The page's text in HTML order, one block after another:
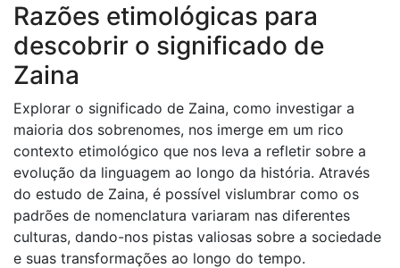
Razões etimológicas para
descobrir o significado de
Zaina
Explorar o significado de Zaina, como investigar a
maioria dos sobrenomes, nos imerge em um rico
contexto etimológico que nos leva a refletir sobre a
evolução da linguagem ao longo da história. Através
do estudo de Zaina, é possível vislumbrar como os
padrões de nomenclatura variaram nas diferentes
culturas, dando-nos pistas valiosas sobre a sociedade
e suas transformações ao longo do tempo.